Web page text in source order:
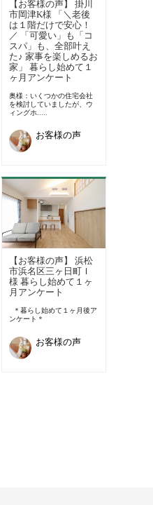
【お客様の声】 掛川
市岡津K様 「＼老後
は１階だけで安心！
／ 「可愛い」も「コ
スパ」も、全部叶え
た♪ 家事を楽しめるお
家」 暮らし始めて１
ヶ月アンケート
奥様：いくつかの住宅会社
を検討していましたが、ウ
ィングホ.....
お客様の声
【お客様の声】 浜松
市浜名区三ヶ日町Ｉ
様 暮らし始めて１ヶ
月アンケート
＊暮らし始めて１ヶ月後ア
ンケート＊
お客様の声